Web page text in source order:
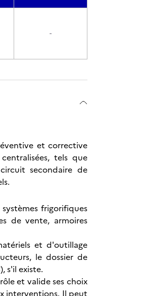
-
et corrective
tels que
secondaire de
frigorifiques
de vente, armoires
et d'outillage
le dossier de
s'il existe.
et valide ses choix
interventions. Il peut